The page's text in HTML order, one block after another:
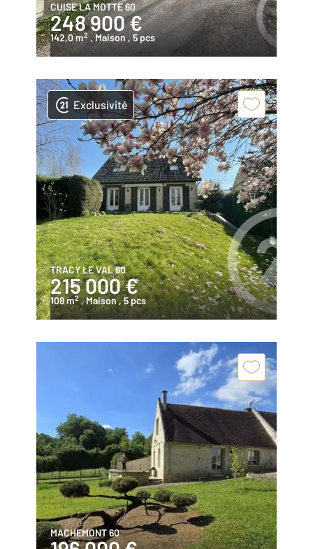
CUISE LA MOTTE 60
248 900 €
142,0 m2 , Maison, 5 pcs
Exclusivité
TRACY LE VAL 60
215 000 €
108 m2 , Maison , 5 pcs
MACHEMONT 60